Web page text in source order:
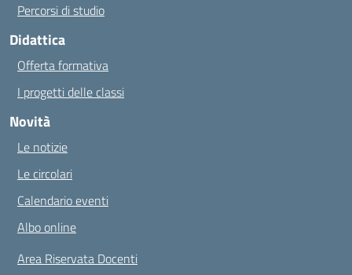
Percorsi di studio
Didattica
Offerta formativa
I progetti delle classi
Novità
Le notizie
Le circolari
Calendario eventi
Albo online
Area Riservata Docenti